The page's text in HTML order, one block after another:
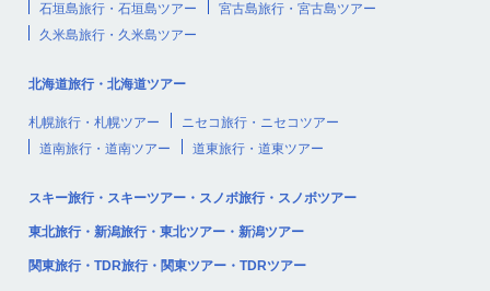
石垣島旅行・石垣島ツアー
宮古島旅行・宮古島ツアー
久米島旅行・久米島ツアー
北海道旅行・北海道ツアー
札幌旅行・札幌ツアー
ニセコ旅行・ニセコツアー
道南旅行・道南ツアー
道東旅行・道東ツアー
スキー旅行・スキーツアー・スノボ旅行・スノボツアー
東北旅行・新潟旅行・東北ツアー・新潟ツアー
関東旅行・TDR旅行・関東ツアー・TDRツアー